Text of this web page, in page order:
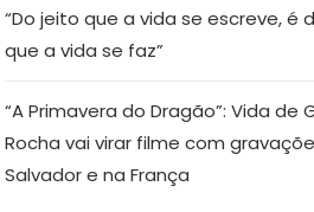
“Do jeito que a vida se escreve, é
que a vida se faz”
“A Primavera do Dragão”: Vida de
Rocha vai virar filme com
Salvador e na França